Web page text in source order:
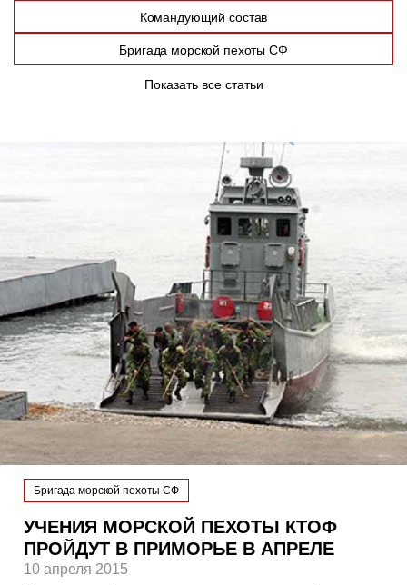
Командующий состав
Бригада морской пехоты СФ
Показать все статьи
Бригада морской пехоты СФ
УЧЕНИЯ МОРСКОЙ ПЕХОТЫ КТОФ
ПРОЙДУТ В ПРИМОРЬЕ В АПРЕЛЕ
10 апреля 2015